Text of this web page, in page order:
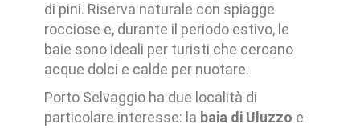
di pini. Riserva naturale con spiagge
rocciose e, durante il periodo estivo, le
baie sono ideali per turisti che cercano
acque dolci e calde per nuotare.
Porto Selvaggio ha due località di
particolare interesse: la baia di Uluzzo e